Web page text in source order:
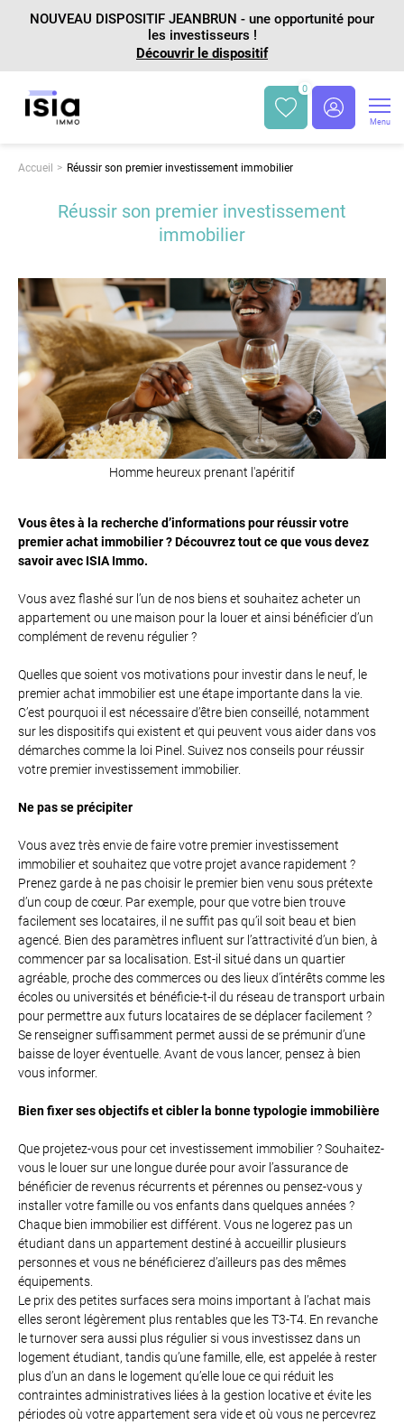
NOUVEAU DISPOSITIF JEANBRUN - une opportunité pour
les investisseurs !
Découvrir le dispositif
0
Menu
Accueil Réussir son premier investissement immobilier
Réussir son premier investissement
immobilier
Homme heureux prenant l'apéritif
Vous êtes à la recherche d’informations pour réussir votre
premier achat immobilier ? Découvrez tout ce que vous devez
savoir avec ISIA Immo.
Vous avez flashé sur l’un de nos biens et souhaitez acheter un
appartement ou une maison pour la louer et ainsi bénéficier d’un
complément de revenu régulier ?
Quelles que soient vos motivations pour investir dans le neuf, le
premier achat immobilier est une étape importante dans la vie.
C’est pourquoi il est nécessaire d’être bien conseillé, notamment
sur les dispositifs qui existent et qui peuvent vous aider dans vos
démarches comme la loi Pinel. Suivez nos conseils pour réussir
votre premier investissement immobilier.
Ne pas se précipiter
Vous avez très envie de faire votre premier investissement
immobilier et souhaitez que votre projet avance rapidement ?
Prenez garde à ne pas choisir le premier bien venu sous prétexte
d’un coup de cœur. Par exemple, pour que votre bien trouve
facilement ses locataires, il ne suffit pas qu’il soit beau et bien
agencé. Bien des paramètres influent sur l’attractivité d’un bien, à
commencer par sa localisation. Est-il situé dans un quartier
agréable, proche des commerces ou des lieux d’intérêts comme les
écoles ou universités et bénéficie-t-il du réseau de transport urbain
pour permettre aux futurs locataires de se déplacer facilement ?
Se renseigner suffisamment permet aussi de se prémunir d’une
baisse de loyer éventuelle. Avant de vous lancer, pensez à bien
vous informer.
Bien fixer ses objectifs et cibler la bonne typologie immobilière
Que projetez-vous pour cet investissement immobilier ? Souhaitez-
vous le louer sur une longue durée pour avoir l’assurance de
bénéficier de revenus récurrents et pérennes ou pensez-vous y
installer votre famille ou vos enfants dans quelques années ?
Chaque bien immobilier est différent. Vous ne logerez pas un
étudiant dans un appartement destiné à accueillir plusieurs
personnes et vous ne bénéficierez d’ailleurs pas des mêmes
équipements.
Le prix des petites surfaces sera moins important à l’achat mais
elles seront légèrement plus rentables que les T3-T4. En revanche
le turnover sera aussi plus régulier si vous investissez dans un
logement étudiant, tandis qu’une famille, elle, est appelée à rester
plus d’un an dans le logement qu’elle loue ce qui réduit les
contraintes administratives liées à la gestion locative et évite les
périodes où votre appartement sera vide et où vous ne percevrez